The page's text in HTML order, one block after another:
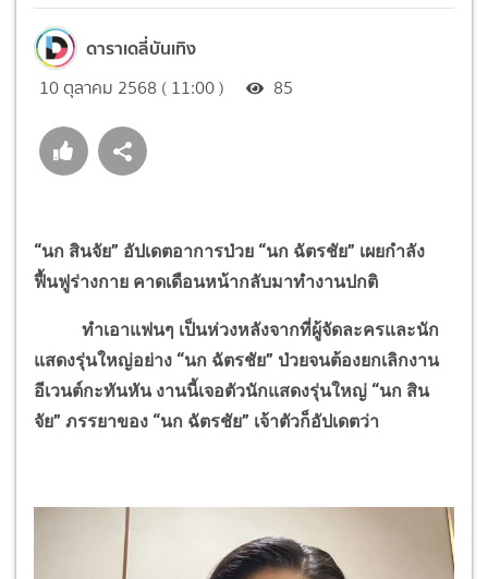
ดาราเดลี่บันเทิง
10 ตุลาคม 2568 ( 11:00 ) 85
“นก สินจัย” อัปเดตอาการป่วย “นก ฉัตรชัย” เผยกำลัง
ฟื้นฟูร่างกาย คาดเดือนหน้ากลับมาทำงานปกติ
ทำเอาแฟนๆ เป็นห่วงหลังจากที่ผู้จัดละครและนัก
แสดงรุ่นใหญ่อย่าง “นก ฉัตรชัย” ป่วยจนต้องยกเลิกงาน
อีเวนต์กะทันหัน งานนี้เจอตัวนักแสดงรุ่นใหญ่ “นก สิน
จัย” ภรรยาของ “นก ฉัตรชัย” เจ้าตัวก็อัปเดตว่า